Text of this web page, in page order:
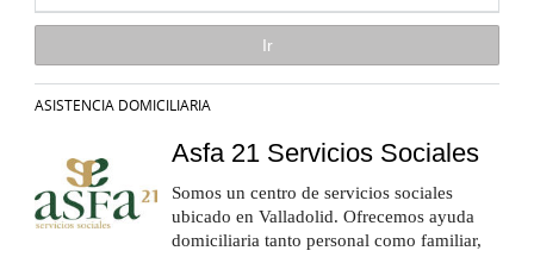
ASISTENCIA DOMICILIARIA
Asfa 21 Servicios Sociales
Somos un centro de servicios sociales
ubicado en Valladolid. Ofrecemos ayuda
domiciliaria tanto personal como familiar,